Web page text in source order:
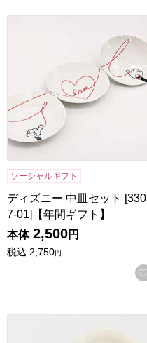
ソーシャルギフト
ディズニー 中皿セット [330
7-01]【年間ギフト】
本体 2,500円
税込 2,750円